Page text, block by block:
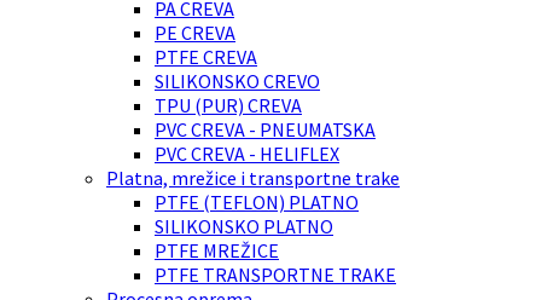
PA CREVA
PE CREVA
PTFE CREVA
SILIKONSKO CREVO
TPU (PUR) CREVA
PVC CREVA - PNEUMATSKA
PVC CREVA - HELIFLEX
Platna, mrežice i transportne trake
PTFE (TEFLON) PLATNO
SILIKONSKO PLATNO
PTFE MREŽICE
PTFE TRANSPORTNE TRAKE